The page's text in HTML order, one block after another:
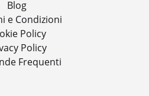
Blog
e Condizioni
Policy
Policy
Frequenti